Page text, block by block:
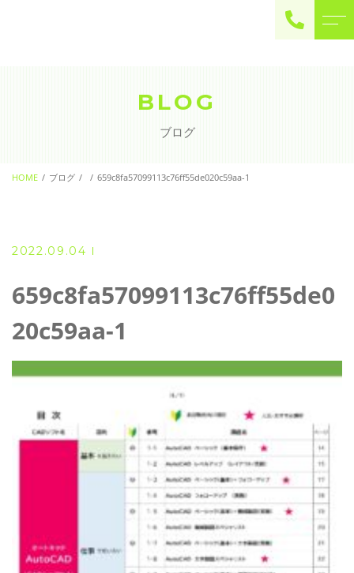
contact
BLOG
ブログ
HOME ブログ 659c8fa57099113c76ff55de020c59aa-1
2022.09.04
659c8fa57099113c76ff55de0
20c59aa-1